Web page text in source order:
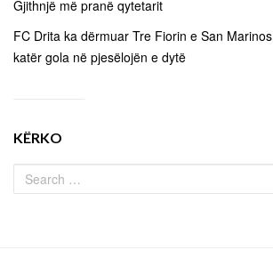
Gjithnjë më pranë qytetarit
FC Drita ka dërmuar Tre Fiorin e San
katër gola në pjesëlojën e dytë
KËRKO